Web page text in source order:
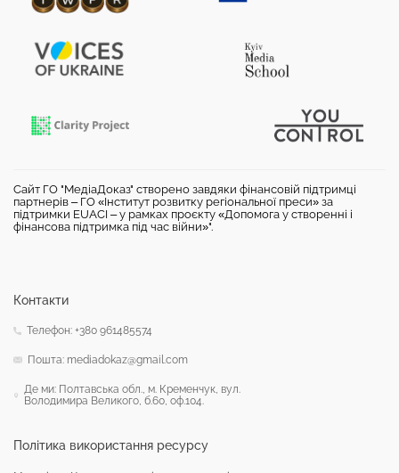
Сайт ГО "МедіаДоказ" створено завдяки фінансовій підтримці
партнерів – ГО «Інститут розвитку регіональної преси» за
підтримки EUACI – у рамках проєкту «Допомога у створенні і
фінансова підтримка під час війни»".
Політика використання ресурсу
Контакти
Телефон: +380 961485574
Пошта: mediadokaz@gmail.com
Де ми: Полтавська обл., м. Кременчук, вул.
Володимира Великого, б.60, оф.104.